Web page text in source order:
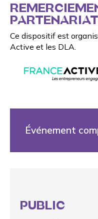
Ce dispositif est
Active et les DLA.
Événement
PUBLIC